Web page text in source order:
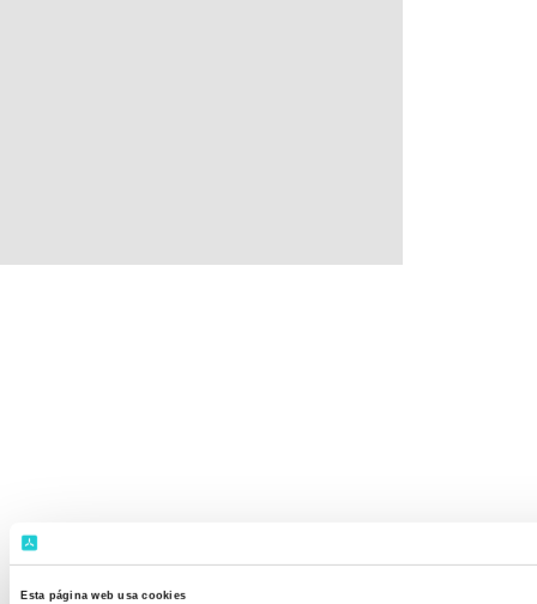
Esta página web usa cookies